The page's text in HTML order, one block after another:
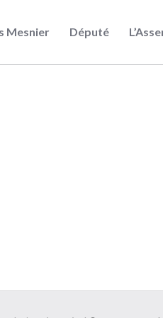
Mesnier Député